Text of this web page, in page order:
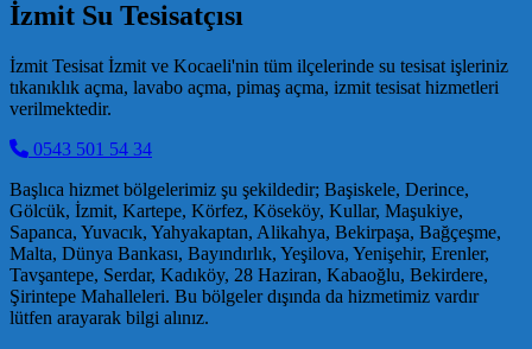
İzmit Su Tesisatçısı
İzmit Tesisat İzmit ve Kocaeli'nin tüm ilçelerinde su tesisat işleriniz
tıkanıklık açma, lavabo açma, pimaş açma, izmit tesisat hizmetleri
verilmektedir.
0543 501 54 34
Başlıca hizmet bölgelerimiz şu şekildedir; Başiskele, Derince,
Gölcük, İzmit, Kartepe, Körfez, Köseköy, Kullar, Maşukiye,
Sapanca, Yuvacık, Yahyakaptan, Alikahya, Bekirpaşa, Bağçeşme,
Malta, Dünya Bankası, Bayındırlık, Yeşilova, Yenişehir, Erenler,
Tavşantepe, Serdar, Kadıköy, 28 Haziran, Kabaoğlu, Bekirdere,
Şirintepe Mahalleleri. Bu bölgeler dışında da hizmetimiz vardır
lütfen arayarak bilgi alınız.